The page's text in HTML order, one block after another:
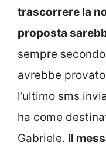
trascorrere la
proposta
sempre
avrebbe
l’ultimo sms
ha come
Gabriele. Il